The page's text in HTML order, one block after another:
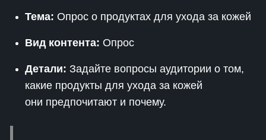
Тема: Опрос о продуктах для ухода за кожей
Вид контента: Опрос
Детали: Задайте вопросы аудитории о том,
какие продукты для ухода за кожей
они предпочитают и почему.